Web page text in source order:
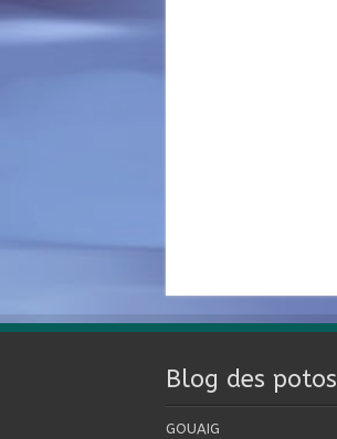
Blog des potos
GOUAIG